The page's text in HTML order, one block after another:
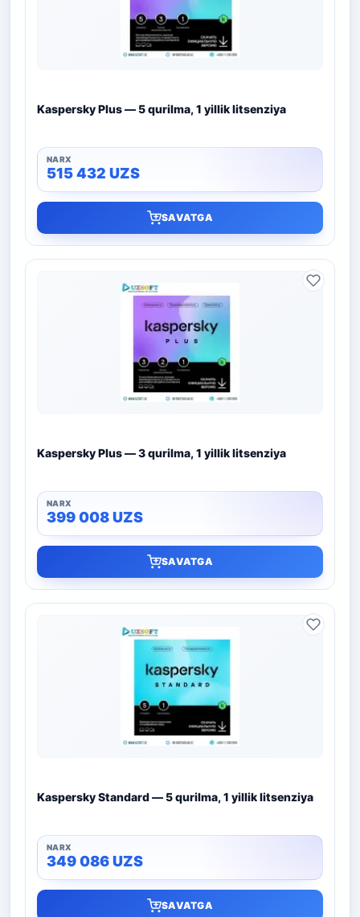
Kaspersky Plus — 5 qurilma, 1 yillik litsenziya
515 432 UZS
SAVATGA
Kaspersky Plus — 3 qurilma, 1 yillik litsenziya
399 008UZS
SAVATGA
Kaspersky Standard — 5 qurilma, 1 yillik litsenziya
349 086UZS
SAVATGA